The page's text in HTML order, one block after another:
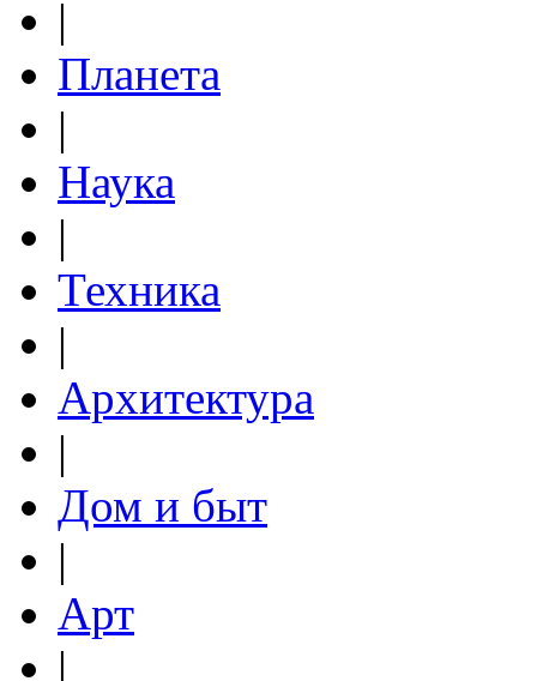
|
Планета
|
Наука
|
Техника
|
Архитектура
|
Дом и быт
|
Арт
|